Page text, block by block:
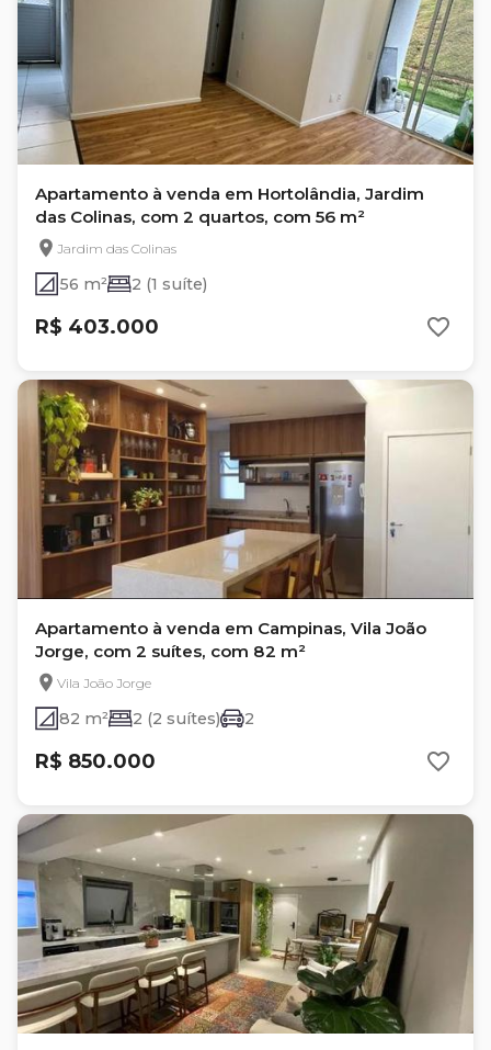
Apartamento à venda em Hortolândia, Jardim
das Colinas, com 2 quartos, com 56 m²
Jardim das Colinas
56 m² 2 (1 suíte)
R$ 403.000
Apartamento à venda em Campinas, Vila João
Jorge, com 2 suítes, com 82 m²
Vila João Jorge
82 m² 2 (2 suítes) 2
R$ 850.000